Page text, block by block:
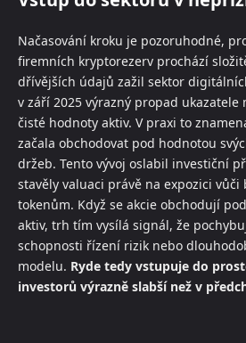
Načasování kroku je pozoruhodné,
firemních kryptorezerv prochází
dřívějších údajů zažil sektor
v září 2025 výrazný propad ukazatele
čisté hodnoty aktiv. V praxi to
začala obchodovat pod hodnotou
držeb. Tento vývoj oslabil investiční
stavěly valuaci právě na expozici
tokenům. Když se akcie obchodují
aktiv, trh tím vysílá signál, že
schopnosti řízení rizik nebo
modelu. Ryde tedy vstupuje do
investorů výrazně slabší než v